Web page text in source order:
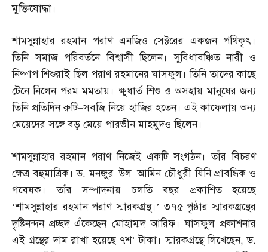
মুক্তিযোদ্ধা।
শামসুন্নাহার রহমান পরাণ এনজিও সেক্টরের একজন পথিকৃৎ।
তিনি সমাজ পরিবর্তনে বিশ্বাসী ছিলেন। সুবিধাবঞ্চিত নারী ও
নিষ্পাপ শিশুরাই ছিল পরাণ রহমানের ঘাসফুল। তিনি তাদের কাছে
টেনে নিলেন পরম মমতায়। ক্ষুধার্ত শিশু ও অসহায় মানুষের জন্য
তিনি প্রতিদিন রুটি–সবজি নিয়ে হাজির হতেন। এই কাফেলায় অন্য
মেয়েদের সঙ্গে বড় মেয়ে পারভীন মাহমুদও ছিলেন।
শামসুন্নাহার রহমান পরাণ নিজেই একটি সংগঠন। তাঁর বিচরণ
ক্ষেত্র বহুমাত্রিক। ড.মনজুর–উল–আমিন চৌধুরী যিনি প্রাবন্ধিক ও
গবেষক। তাঁর সম্পাদনায় চলতি বছর প্রকাশিত হয়েছে
‘শামসুন্নাহার রহমান পরাণ স্মারকগ্রন্থ।’ ৩৭৫ পৃষ্ঠার স্মারকগ্রন্থের
দৃষ্টিনন্দন প্রচ্ছদ এঁকেছেন মোহাম্মদ আরিফ। ঘাসফুল প্রকাশনার
এই গ্রন্থের দাম রাখা হয়েছে ৭শ’ টাকা। স্মারকগ্রন্থে লিখেছেন,ড.